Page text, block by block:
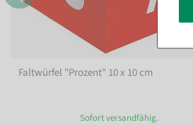
Faltwürfel "Prozent" 10 x 10 cm
Sofort versandfähig.